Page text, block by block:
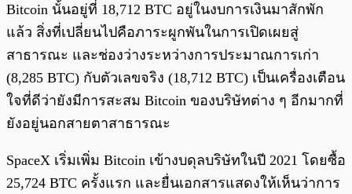
Bitcoin นั้นอยู่ที่ 18,712 BTC อยู่ในงบการเงินมาสักพัก
แล้ว สิ่งที่เปลี่ยนไปคือภาระผูกพันในการเปิดเผยสู่
สาธารณะ และช่องว่างระหว่างการประมาณการเก่า
(8,285 BTC) กับตัวเลขจริง (18,712 BTC) เป็นเครื่องเตือน
ใจที่ดีว่ายังมีการสะสม Bitcoin ของบริษัทต่าง ๆ อีกมากที่
ยังอยู่นอกสายตาสาธารณะ
SpaceX เริ่มเพิ่ม Bitcoin เข้างบดุลบริษัทในปี 2021 โดยซื้อ
25,724 BTC ครั้งแรก และยื่นเอกสารแสดงให้เห็นว่าการ